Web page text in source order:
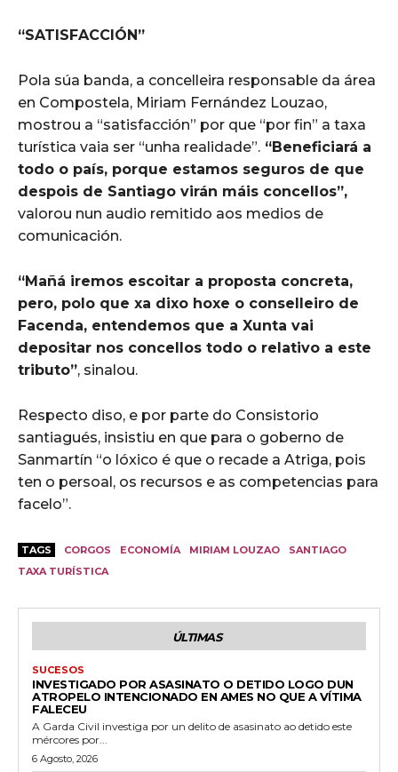
“SATISFACCIÓN”
Pola súa banda, a concelleira responsable da área
en Compostela, Miriam Fernández Louzao,
mostrou a “satisfacción” por que “por fin” a taxa
turística vaia ser “unha realidade”. “Beneficiará a
todo o país, porque estamos seguros de que
despois de Santiago virán máis concellos”,
valorou nun audio remitido aos medios de
comunicación.
“Mañá iremos escoitar a proposta concreta,
pero, polo que xa dixo hoxe o conselleiro de
Facenda, entendemos que a Xunta vai
depositar nos concellos todo o relativo a este
tributo”, sinalou.
Respecto diso, e por parte do Consistorio
santiagués, insistiu en que para o goberno de
Sanmartín “o lóxico é que o recade a Atriga, pois
ten o persoal, os recursos e as competencias para
facelo”.
TAGS CORGOS ECONOMÍA MIRIAM LOUZAO
SANTIAGO
TAXA TURÍSTICA
ÚLTIMAS
SUCESOS
INVESTIGADO POR ASASINATO O DETIDO LOGO DUN
ATROPELO INTENCIONADO EN AMES NO QUE A VÍTIMA
FALECEU
A Garda Civil investiga por un delito de asasinato ao detido este
mércores por...
6 Agosto, 2026